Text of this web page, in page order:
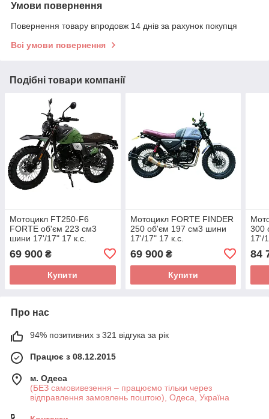
Умови повернення
Повернення товару впродовж 14 днів за рахунок покупця
Всі умови повернення
Подібні товари компанії
Мотоцикл FT250-F6
FORTE об'єм 223 см3
шини 17'/17" 17 к.с.
69 900 ₴
Купити
Мотоцикл FORTE FINDER
250 об'єм 197 см3 шини
17'/17" 17 к.с.
69 900₴
Купити
300
17'/
84
Про нас
94% позитивних з 321 відгука за рік
Працює з 08.12.2015
м. Одеса
(БЕЗ самовивезення – працюємо тільки через
відправлення замовлень поштою), Одеса, Україна